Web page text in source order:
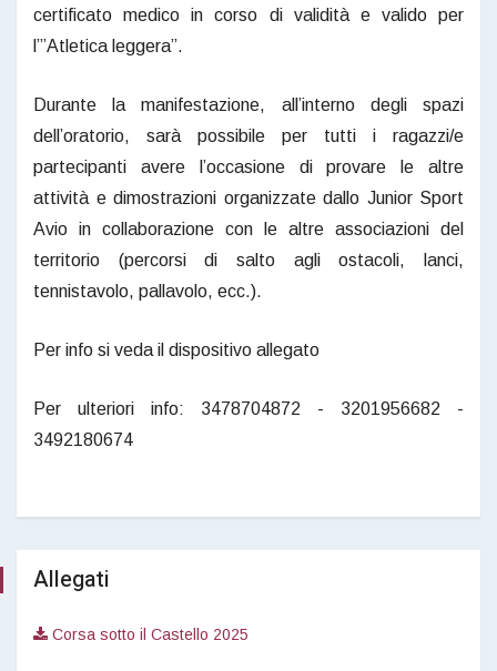
certificato medico in corso di validità e valido per
l’”Atletica leggera”.
Durante la manifestazione, all’interno degli spazi
dell’oratorio, sarà possibile per tutti i ragazzi/e
partecipanti avere l’occasione di provare le altre
attività e dimostrazioni organizzate dallo Junior Sport
Avio in collaborazione con le altre associazioni del
territorio (percorsi di salto agli ostacoli, lanci,
tennistavolo, pallavolo, ecc.).
Per info si veda il dispositivo allegato
Per ulteriori info: 3478704872 - 3201956682 -
3492180674
Allegati
Corsa sotto il Castello 2025